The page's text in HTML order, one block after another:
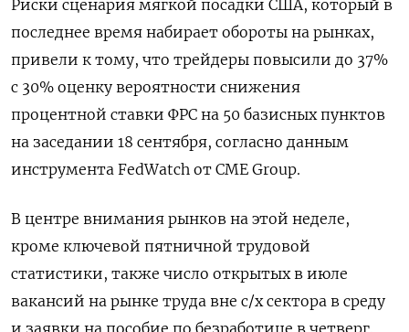
Риски сценария мягкой посадки США, который в
последнее время набирает обороты на рынках,
привели к тому, что трейдеры повысили до 37%
с 30% оценку вероятности снижения
процентной ставки ФРС на 50 базисных пунктов
на заседании 18 сентября, согласно данным
инструмента FedWatch от CME Group.
В центре внимания рынков на этой неделе,
кроме ключевой пятничной трудовой
статистики, также число открытых в июле
вакансий на рынке труда вне с/х сектора в среду